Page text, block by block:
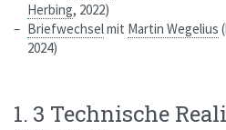
Herbing, 2022)
Briefwechselmit Martin Wegelius
2024)
1. 3 Technische